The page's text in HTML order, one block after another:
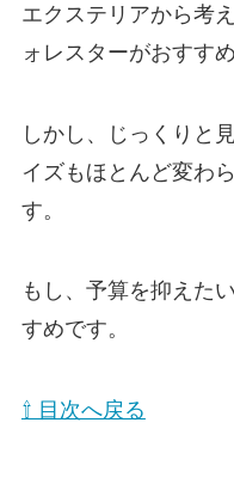
エクステリアから考
ォレスターがおすすめ
しかし、じっくりと
イズもほとんど変わ
す。
もし、予算を抑えた
すめです。
⇧ 目次へ戻る